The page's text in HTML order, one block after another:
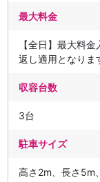
最大料金
【全日】最大料
返し適用となりま
収容台数
3台
駐車サイズ
高さ2m、長さ5m